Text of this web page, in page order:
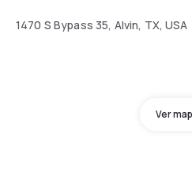
1470 S Bypass 35, Alvin, TX, USA
Ver